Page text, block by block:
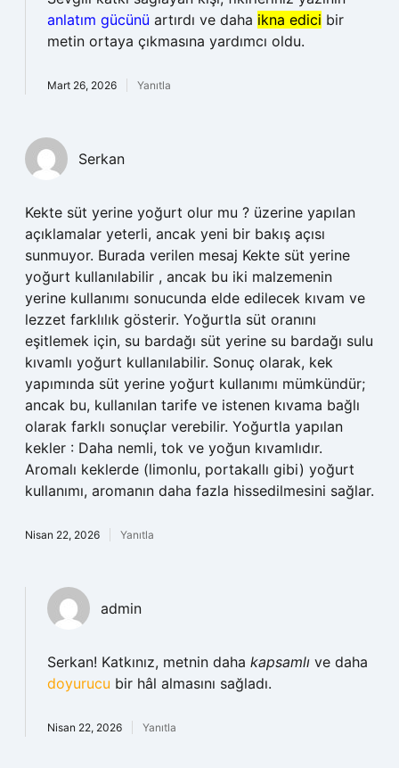
anlatım gücünü artırdı ve daha ikna edici bir
metin ortaya çıkmasına yardımcı oldu.
Mart 26, 2026 Yanıtla
Serkan
Kekte süt yerine yoğurt olur mu ? üzerine yapılan
açıklamalar yeterli, ancak yeni bir bakış açısı
sunmuyor. Burada verilen mesaj Kekte süt yerine
yoğurt kullanılabilir , ancak bu iki malzemenin
yerine kullanımı sonucunda elde edilecek kıvam ve
lezzet farklılık gösterir. Yoğurtla süt oranını
eşitlemek için, su bardağı süt yerine su bardağı sulu
kıvamlı yoğurt kullanılabilir. Sonuç olarak, kek
yapımında süt yerine yoğurt kullanımı mümkündür;
ancak bu, kullanılan tarife ve istenen kıvama bağlı
olarak farklı sonuçlar verebilir. Yoğurtla yapılan
kekler : Daha nemli, tok ve yoğun kıvamlıdır.
Aromalı keklerde (limonlu, portakallı gibi) yoğurt
kullanımı, aromanın daha fazla hissedilmesini sağlar.
Nisan 22, 2026 Yanıtla
admin
Serkan! Katkınız, metnin daha kapsamlı ve daha
doyurucu bir hâl almasını sağladı.
Nisan 22, 2026 Yanıtla